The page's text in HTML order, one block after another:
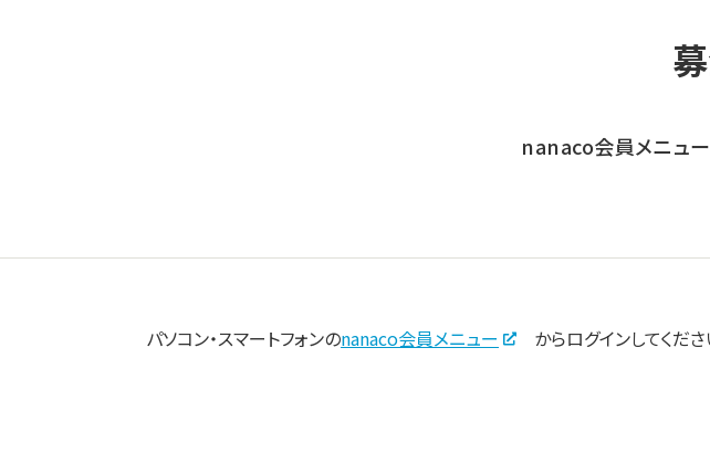
nanaco会員メニュー
パソコン・スマートフォンのnanaco会員メニュー からログインしてくださ